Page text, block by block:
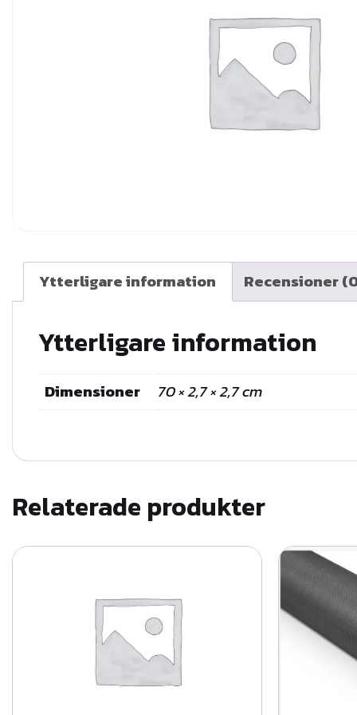
Ytterligare information Recensioner
Ytterligare information
Dimensioner 70 × 2,7 × 2,7 cm
Relaterade produkter